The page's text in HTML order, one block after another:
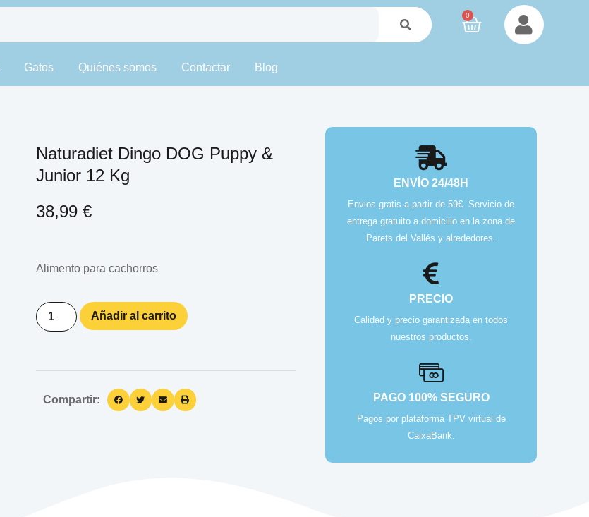
0
Gatos Quiénes somos Contactar Blog
Naturadiet Dingo DOG Puppy &
Junior 12 Kg
38,99 €
Alimento para cachorros
Añadir al carrito
Compartir:
ENVÍO 24/48H
Envios gratis a partir de 59€. Servicio de
entrega gratuito a domicilio en la zona de
Parets del Vallés y alrededores.
PRECIO
Calidad y precio garantizada en todos
nuestros productos.
PAGO 100% SEGURO
Pagos por plataforma TPV virtual de
CaixaBank.